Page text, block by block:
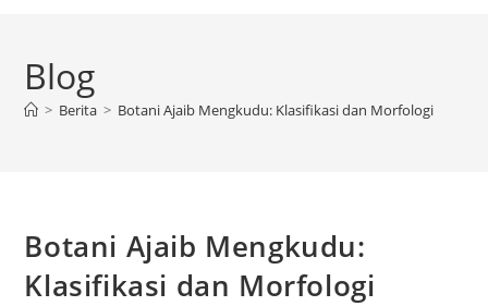
Blog
> Berita > Botani Ajaib Mengkudu: Klasifikasi dan Morfologi
Botani Ajaib Mengkudu:
Klasifikasi dan Morfologi